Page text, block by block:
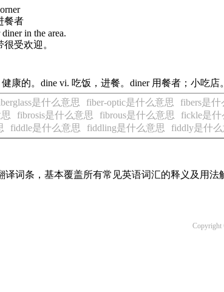
餐者
in the area.
受欢迎。
康的。dine vi. 吃饭，进餐。diner 用餐者；小吃店
是什么意思 fiber-optic是什么意思 fibers是什
fibrosis是什么意思 fibrous是什么意思 fickle是什
fiddle是什么意思 fiddling是什么意思 fiddly是什
译词条，基本覆盖所有常见英语词汇的释义及用
Copyright